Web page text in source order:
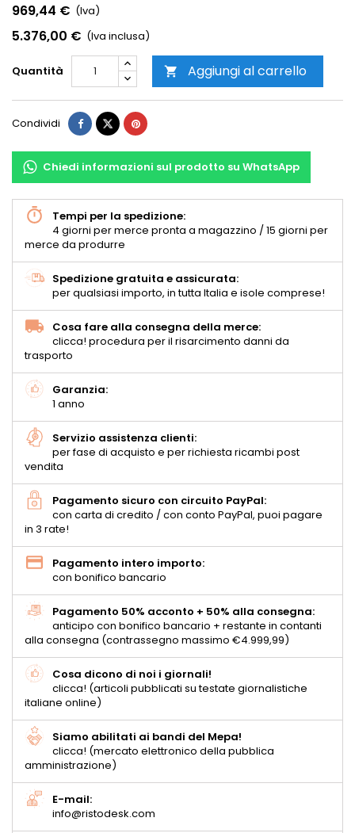
969,44 € (Iva)
5.376,00 € (Iva inclusa)
Quantità  Aggiungi al carrello
Condividi
Chiedi informazioni sul prodotto su WhatsApp
Tempi per la spedizione:
4 giorni per merce pronta a magazzino / 15 giorni per
merce da produrre
Spedizione gratuita e assicurata:
per qualsiasi importo, in tutta Italia e isole comprese!
Cosa fare alla consegna della merce:
clicca! procedura per il risarcimento danni da
trasporto
Garanzia:
1 anno
Servizio assistenza clienti:
per fase di acquisto e per richiesta ricambi post
vendita
Pagamento sicuro con circuito PayPal:
con carta di credito / con conto PayPal, puoi pagare
in 3 rate!
Pagamento intero importo:
con bonifico bancario
Pagamento 50% acconto + 50% alla consegna:
anticipo con bonifico bancario + restante in contanti
alla consegna (contrassegno massimo €4.999,99)
Cosa dicono di noi i giornali!
clicca! (articoli pubblicati su testate giornalistiche
italiane online)
Siamo abilitati ai bandi del Mepa!
clicca! (mercato elettronico della pubblica
amministrazione)
E-mail:
info@ristodesk.com